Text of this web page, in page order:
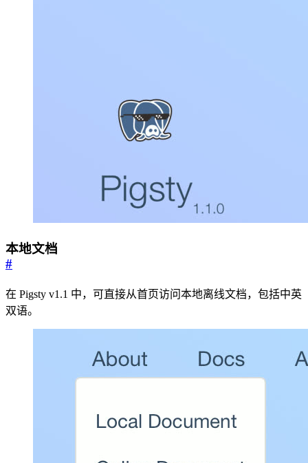
本地文档
#
在 Pigsty v1.1 中，可直接从首页访问本地离线文档，包括中英
双语。